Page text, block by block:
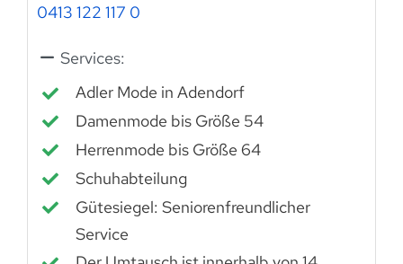
0413 122 117 0
Services:
Adler Mode in Adendorf
Damenmode bis Größe 54
Herrenmode bis Größe 64
Schuhabteilung
Gütesiegel: Seniorenfreundlicher
Service